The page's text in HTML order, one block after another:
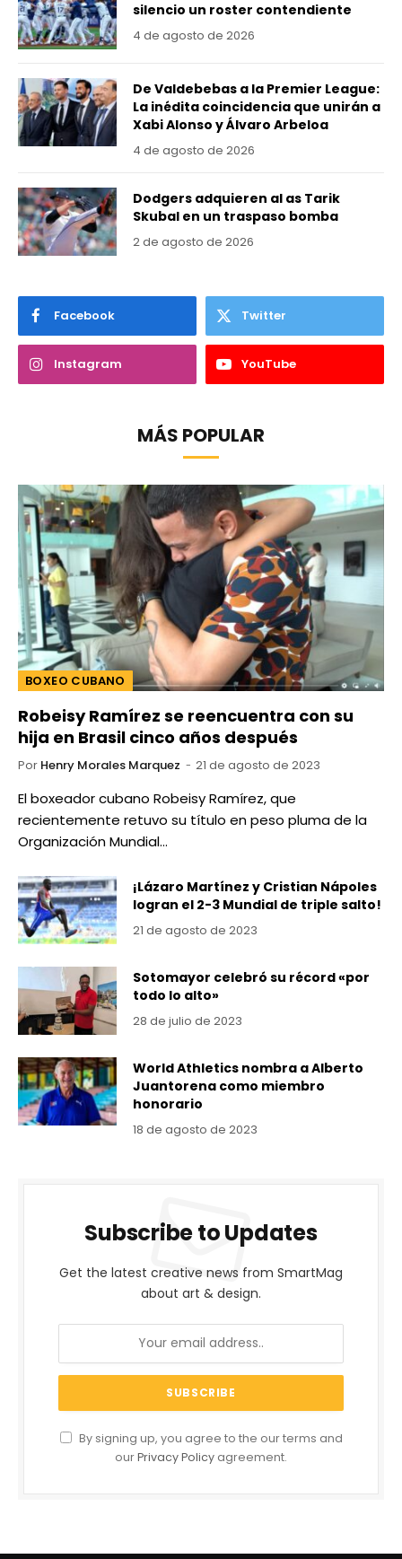
silencio un roster contendiente
4 de agosto de 2026
De Valdebebas a la Premier League:
La inédita coincidencia que unirán a
Xabi Alonso y Álvaro Arbeloa
4 de agosto de 2026
Dodgers adquieren al as Tarik
Skubal en un traspaso bomba
2 de agosto de 2026
Facebook Twitter
Instagram YouTube
MÁS POPULAR
BOXEO CUBANO
Robeisy Ramírez se reencuentra con su
hija en Brasil cinco años después
Por Henry Morales Marquez 21 de agosto de 2023
El boxeador cubano Robeisy Ramírez, que
recientemente retuvo su título en peso pluma de la
Organización Mundial…
¡Lázaro Martínez y Cristian Nápoles
logran el 2-3 Mundial de triple salto!
21 de agosto de 2023
Sotomayor celebró su récord «por
todo lo alto»
28 de julio de 2023
World Athletics nombra a Alberto
Juantorena como miembro
honorario
18 de agosto de 2023
Subscribe to Updates
Get the latest creative news from SmartMag
about art & design.
By signing up, you agree to the our terms and
ourPrivacy Policy agreement.